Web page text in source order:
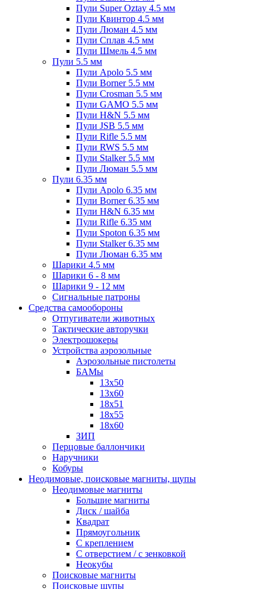
Пули Super Oztay 4.5 мм
Пули Квинтор 4.5 мм
Пули Люман 4.5 мм
Пули Сплав 4.5 мм
Пули Шмель 4.5 мм
Пули 5.5 мм
Пули Apolo 5.5 мм
Пули Borner 5.5 мм
Пули Crosman 5.5 мм
Пули GAMO 5.5 мм
Пули H&N 5.5 мм
Пули JSB 5.5 мм
Пули Rifle 5.5 мм
Пули RWS 5.5 мм
Пули Stalker 5.5 мм
Пули Люман 5.5 мм
Пули 6.35 мм
Пули Apolo 6.35 мм
Пули Borner 6.35 мм
Пули H&N 6.35 мм
Пули Rifle 6.35 мм
Пули Spoton 6.35 мм
Пули Stalker 6.35 мм
Пули Люман 6.35 мм
Шарики 4.5 мм
Шарики 6 - 8 мм
Шарики 9 - 12 мм
Сигнальные патроны
Средства самообороны
Отпугиватели животных
Тактические авторучки
Электрошокеры
Устройства аэрозольные
Аэрозольные пистолеты
БАМы
13х50
13х60
18х51
18х55
18х60
ЗИП
Перцовые баллончики
Наручники
Кобуры
Неодимовые, поисковые магниты, щупы
Неодимовые магниты
Большие магниты
Диск / шайба
Квадрат
Прямоугольник
С креплением
С отверстием / с зенковкой
Неокубы
Поисковые магниты
Поисковые щупы